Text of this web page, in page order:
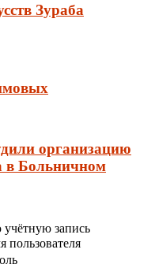
Зураба
организацию
в Больничном
запись
пользователя